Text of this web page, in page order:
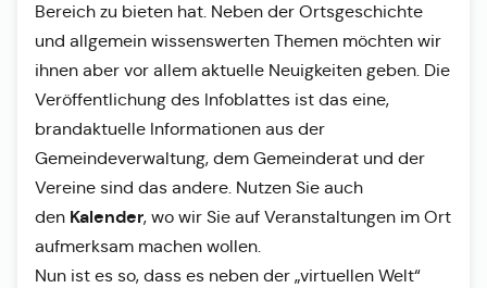
Bereich zu bieten hat. Neben der Ortsgeschichte
und allgemein wissenswerten Themen möchten wir
ihnen aber vor allem aktuelle Neuigkeiten geben. Die
Veröffentlichung des Infoblattes ist das eine,
brandaktuelle Informationen aus der
Gemeindeverwaltung, dem Gemeinderat und der
Vereine sind das andere. Nutzen Sie auch
den Kalender, wo wir Sie auf Veranstaltungen im Ort
aufmerksam machen wollen.
Nun ist es so, dass es neben der „virtuellen Welt“